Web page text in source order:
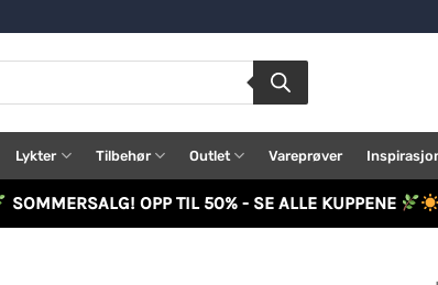
Lykter Tilbehør Outlet Vareprøver
SOMMERSALG! OPP TIL 50% - SE ALLE KUPPENE